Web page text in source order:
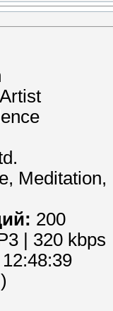
Meditation,
200
| 320 kbps
12:48:39